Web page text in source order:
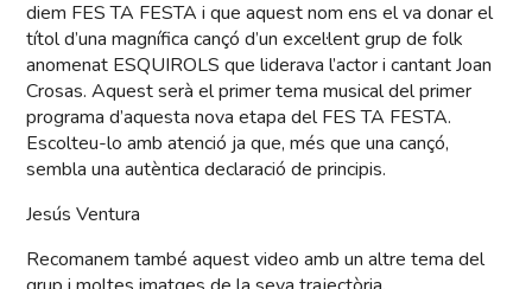
diem FES TA FESTA i que aquest nom ens el va donar el
títol d’una magnífica cançó d’un excel·lent grup de folk
anomenat ESQUIROLS que liderava l’actor i cantant Joan
Crosas. Aquest serà el primer tema musical del primer
programa d’aquesta nova etapa del FES TA FESTA.
Escolteu-lo amb atenció ja que, més que una cançó,
sembla una autèntica declaració de principis.
Jesús Ventura
Recomanem també aquest video amb un altre tema del